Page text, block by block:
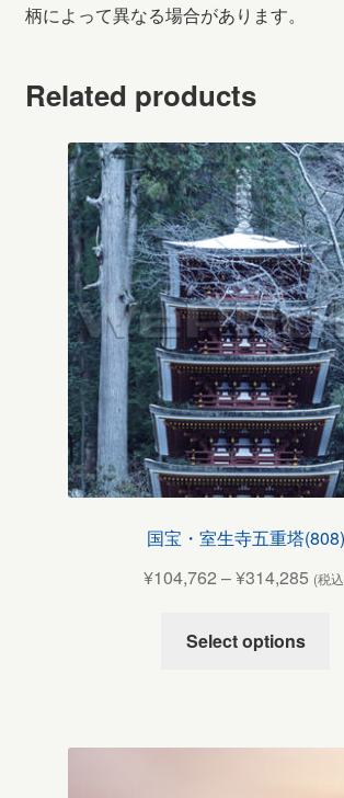
柄によって異なる場合があります。
Related products
国宝・室生寺五重塔(808)
¥104,762 –¥314,285 (税
Select options